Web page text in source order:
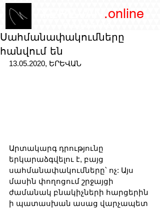
.online
Սահմանափակումները
հանվում են
13.05.2020, ԵՐԵՎԱՆ
Արտակարգ դրությունը
երկարաձգվելու է, բայց
սահմանափակումները՝ ոչ: Այս
մասին փողոցում շրջայցի
ժամանակ բնակիչների հարցերին
ի պատասխան ասաց վարչապետ